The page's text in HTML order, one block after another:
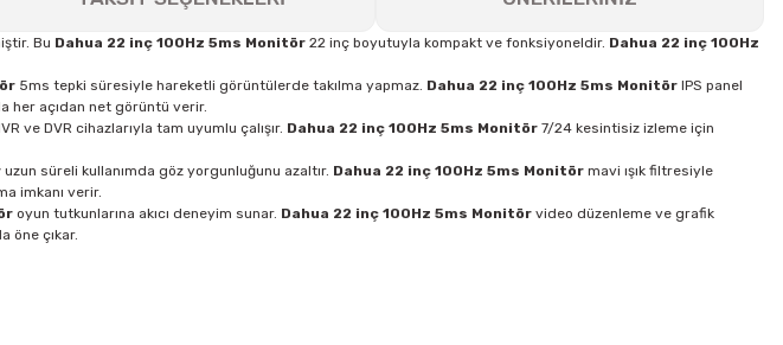
Bu Dahua 22 inç 100Hz 5ms Monitör 22 inç boyutuyla kompakt ve fonksiyoneldir. Dahua 22 inç 100Hz
5ms tepki süresiyle hareketli görüntülerde takılma yapmaz. Dahua 22 inç 100Hz 5ms Monitör IPS panel
her açıdan net görüntü verir.
ve DVR cihazlarıyla tam uyumlu çalışır. Dahua 22 inç 100Hz 5ms Monitör 7/24 kesintisiz izleme için
uzun süreli kullanımda göz yorgunluğunu azaltır. Dahua 22 inç 100Hz 5ms Monitör mavi ışık filtresiyle
imkanı verir.
oyun tutkunlarına akıcı deneyim sunar. Dahua 22 inç 100Hz 5ms Monitör video düzenleme ve grafik
öne çıkar.